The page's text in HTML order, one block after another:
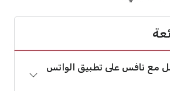
مع نافس على تطبيق الواتس